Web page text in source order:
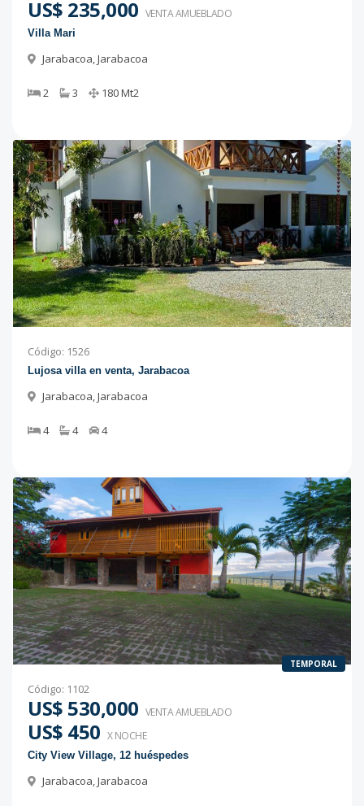
US$ 235,000 VENTA AMUEBLADO
Villa Mari
Jarabacoa,Jarabacoa
2 3 180Mt2
Código: 1526
Lujosa villa en venta, Jarabacoa
Jarabacoa,Jarabacoa
4 4 4
TEMPORAL
Código: 1102
US$ 530,000 VENTA AMUEBLADO
US$ 450 X NOCHE
City View Village, 12 huéspedes
Jarabacoa,Jarabacoa